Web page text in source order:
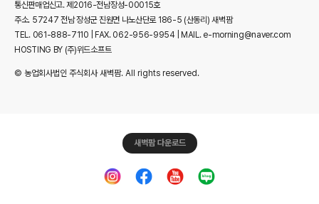
통신판매업신고. 제2016-전남장성-00015호
주소. 57247 전남 장성군 진원면 나노산단로 186-5 (산동리) 새벽팜
TEL. 061-888-7110 | FAX. 062-956-9954 | MAIL. e-morning@naver.com
HOSTING BY (주)위드소프트
© 농업회사법인 주식회사 새벽팜. All rights reserved.
새벽팜 다운로드